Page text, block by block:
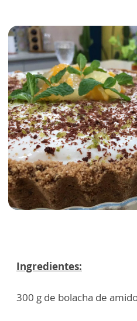
Ingredientes:
300 g de bolacha de